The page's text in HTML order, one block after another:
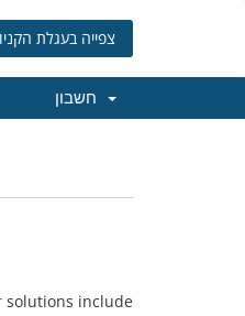
צפייה בעגלת
solutions include